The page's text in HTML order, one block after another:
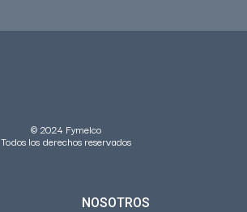
© 2024 Fymelco
Todos los derechos reservados
NOSOTROS